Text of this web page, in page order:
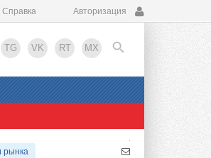
Справка Авторизация
TG VK RT MX
EN
рынка